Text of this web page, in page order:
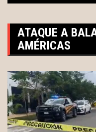
ATAQUE A
AMÉRICAS